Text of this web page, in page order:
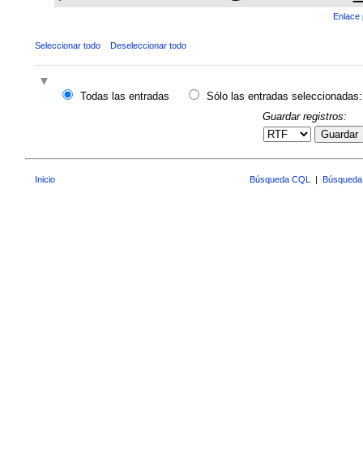
Enlace
Seleccionar todo Deseleccionar todo
Todas las entradas
Sólo las entradas seleccionadas:
Guardar registros:
Guardar
Inicio Búsqueda CQL